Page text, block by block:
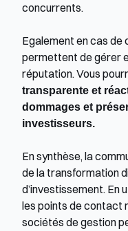
concurrents.
Egalement en cas de
permettent de gérer
réputation. Vous
transparente et
dommages et
investisseurs.
En synthèse, la
de la transformation
d’investissement. En
les points de contact
sociétés de gestion